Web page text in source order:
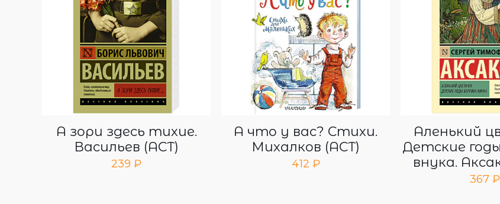
А зори здесь тихие.
Васильев (АСТ)
239 ₽
А что у вас? Стихи.
Михалков (АСТ)
412 ₽
Аленький
Детские
внука.
367₽